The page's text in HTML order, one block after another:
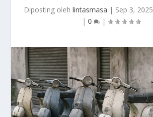
Diposting oleh lintasmasa | Sep 3, 2025
| 0 |